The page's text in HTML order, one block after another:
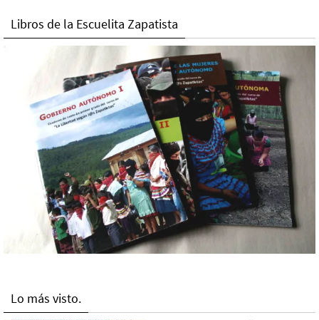
Libros de la Escuelita Zapatista
Lo más visto.